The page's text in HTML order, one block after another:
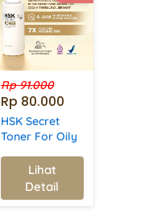
Rp 91.000
Rp 80.000
HSK Secret
Toner For Oily
Mengurangi
Minyak,
Mencegah
Lihat
Detail